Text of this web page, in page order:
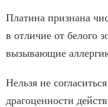
Платина признана
в отличие от белого
вызывающие
Нельзя не
драгоценности